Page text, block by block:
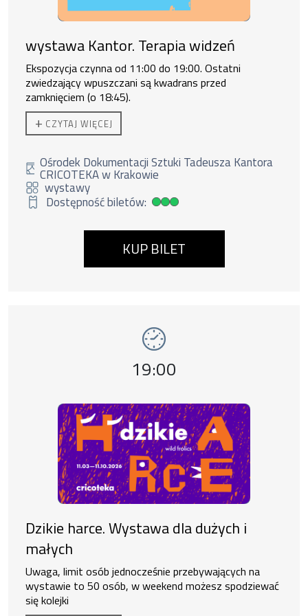
wystawa Kantor. Terapia widzeń
Ekspozycja czynna od 11:00 do 19:00. Ostatni
zwiedzający wpuszczani są kwadrans przed
zamknięciem (o 18:45).
Do zakupu biletu rodzinnego uprawnione są
dorosłe + 3 dzieci lub 1 os. dorosła + 4 dzieci.
+ CZYTAJ WIĘCEJ
Ośrodek Dokumentacji Sztuki Tadeusza Kantora
CRICOTEKA w Krakowie
wystawy
Dostępność biletów:
Duża dostępność biletów
KUP BILET
Godzina wydarzenia,
19:00
Dzikie harce. Wystawa dla dużych i
małych
Uwaga, limit osób jednocześnie przebywających na
wystawie to 50 osób, w weekend możesz spodziewać
się kolejki